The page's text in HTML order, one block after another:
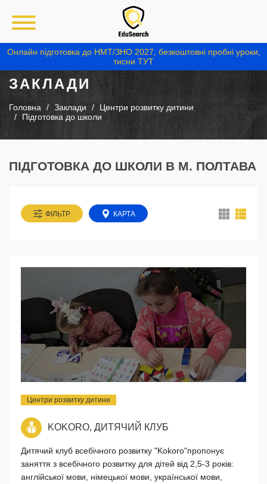
Онлайн підготовка до НМТ/ЗНО 2027, безкоштовні пробні уроки,
тисни ТУТ
ЗАКЛАДИ
Головна Заклади
Центри розвитку дитини
Підготовка до школи
ПІДГОТОВКА ДО ШКОЛИ В М. ПОЛТАВА
ФІЛЬТР КАРТА
Центри розвитку дитини
KOKORO, ДИТЯЧИЙ КЛУБ
Дитячий клуб всебічного розвитку "Kokoro"пропонує
заняття з всебічного розвитку для дітей від 2,5-3 років:
англійської мови, німецької мови, української мови,